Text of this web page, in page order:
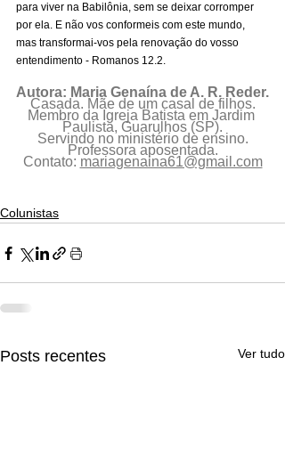
para viver na Babilônia, sem se deixar corromper
por ela. E não vos conformeis com este mundo,
mas transformai-vos pela renovação do vosso
entendimento - Romanos 12.2.
Autora: Maria Genaína de A. R. Reder.
Casada. Mãe de um casal de filhos.
Membro da Igreja Batista em Jardim
Paulista, Guarulhos (SP).
Servindo no ministério de ensino.
Professora aposentada.
Contato: mariagenaina61@gmail.com
Colunistas
Posts recentes Ver tudo